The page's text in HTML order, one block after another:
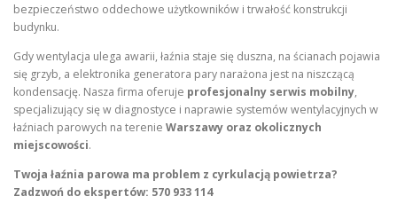
bezpieczeństwo oddechowe użytkowników i trwałość konstrukcji
budynku.
Gdy wentylacja ulega awarii, łaźnia staje się duszna, na ścianach pojawia
się grzyb, a elektronika generatora pary narażona jest na niszczącą
kondensację. Nasza firma oferuje profesjonalny serwis mobilny,
specjalizujący się w diagnostyce i naprawie systemów wentylacyjnych w
łaźniach parowych na terenie Warszawy oraz okolicznych
miejscowości.
Twoja łaźnia parowa ma problem z cyrkulacją powietrza?
Zadzwoń do ekspertów: 570 933 114